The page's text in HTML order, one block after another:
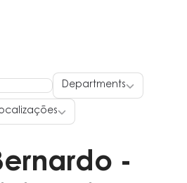
Departments
Departments
Localizações
-